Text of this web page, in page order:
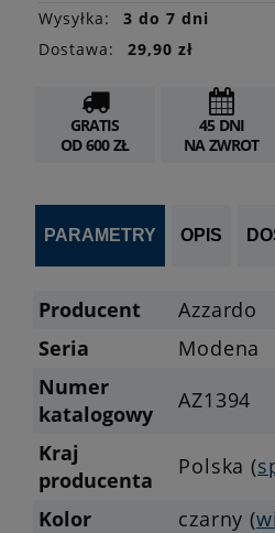
Wysyłka:
3 do 7 dni
Dostawa:
29,90 zł
GRATIS
OD 600 ZŁ
45 DNI
NA ZWROT
PARAMETRY OPIS
Producent
Azzardo
Seria
Modena
Numer
katalogowy
AZ1394
Kraj
producenta
Polska (
Kolor
czarny (